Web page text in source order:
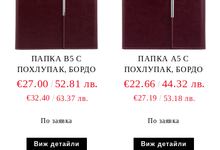
ПАПКА В5 С
ПОХЛУПАК, БОРДО
€27.00 52.81 лв.
€32.40 63.37 лв.
По заявка
Виж детайли
ПАПКА А5 С
ПОХЛУПАК, БОРДО
€22.66 44.32 лв.
€27.19 53.18 лв.
По заявка
Виж детайли